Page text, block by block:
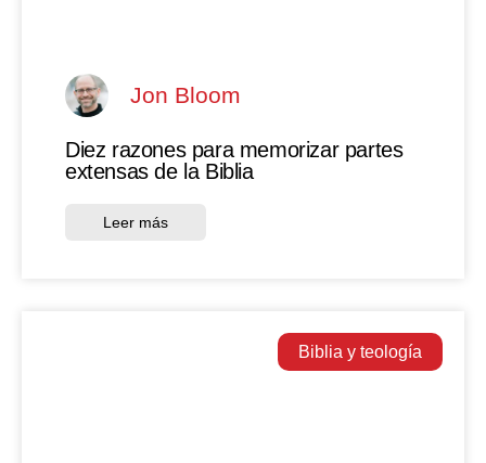
Jon Bloom
Diez razones para memorizar partes
extensas de la Biblia
Leer más
Biblia y teología